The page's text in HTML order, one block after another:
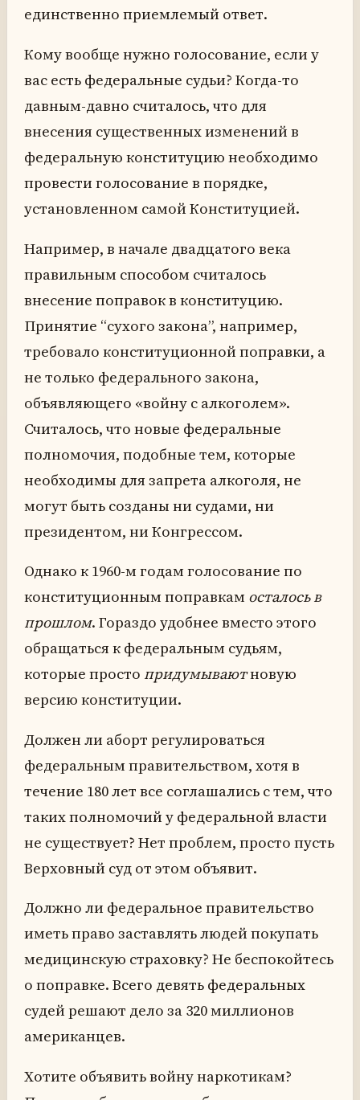
единственно приемлемый ответ.
Кому вообще нужно голосование, если у
вас есть федеральные судьи? Когда-то
давным-давно считалось, что для
внесения существенных изменений в
федеральную конституцию необходимо
провести голосование в порядке,
установленном самой Конституцией.
Например, в начале двадцатого века
правильным способом считалось
внесение поправок в конституцию.
Принятие “сухого закона”, например,
требовало конституционной поправки, а
не только федерального закона,
объявляющего «войну с алкоголем».
Считалось, что новые федеральные
полномочия, подобные тем, которые
необходимы для запрета алкоголя, не
могут быть созданы ни судами, ни
президентом, ни Конгрессом.
Однако к 1960-м годам голосование по
конституционным поправкам осталось в
прошлом. Гораздо удобнее вместо этого
обращаться к федеральным судьям,
которые просто придумываютновую
версию конституции.
Должен ли аборт регулироваться
федеральным правительством, хотя в
течение 180 лет все соглашались с тем, что
таких полномочий у федеральной власти
не существует? Нет проблем, просто пусть
Верховный суд от этом объявит.
Должно ли федеральное правительство
иметь право заставлять людей покупать
медицинскую страховку? Не беспокойтесь
о поправке. Всего девять федеральных
судей решают дело за 320 миллионов
американцев.
Хотите объявить войну наркотикам?